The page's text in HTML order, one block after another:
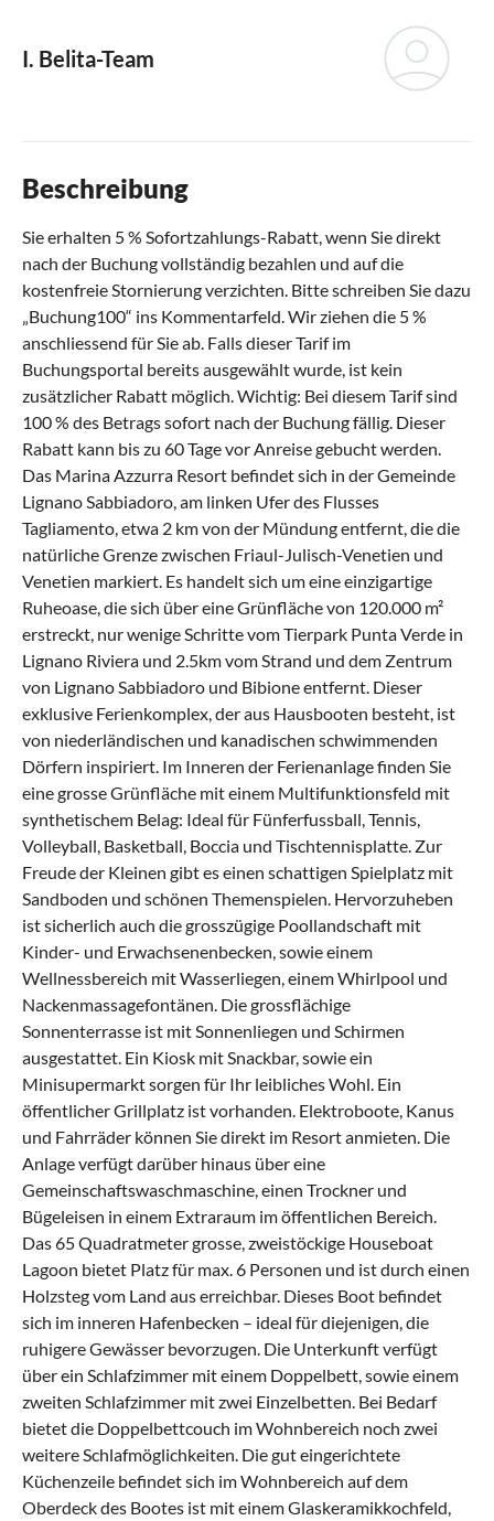
I. Belita-Team
Beschreibung
Sie erhalten 5 % Sofortzahlungs-Rabatt, wenn Sie direkt
nach der Buchung vollständig bezahlen und auf die
kostenfreie Stornierung verzichten. Bitte schreiben Sie dazu
„Buchung100“ ins Kommentarfeld. Wir ziehen die 5 %
anschliessend für Sie ab. Falls dieser Tarif im
Buchungsportal bereits ausgewählt wurde, ist kein
zusätzlicher Rabatt möglich. Wichtig: Bei diesem Tarif sind
100 % des Betrags sofort nach der Buchung fällig. Dieser
Rabatt kann bis zu 60 Tage vor Anreise gebucht werden.
Das Marina Azzurra Resort befindet sich in der Gemeinde
Lignano Sabbiadoro, am linken Ufer des Flusses
Tagliamento, etwa 2 km von der Mündung entfernt, die die
natürliche Grenze zwischen Friaul-Julisch-Venetien und
Venetien markiert. Es handelt sich um eine einzigartige
Ruheoase, die sich über eine Grünfläche von 120.000 m²
erstreckt, nur wenige Schritte vom Tierpark Punta Verde in
Lignano Riviera und 2.5km vom Strand und dem Zentrum
von Lignano Sabbiadoro und Bibione entfernt. Dieser
exklusive Ferienkomplex, der aus Hausbooten besteht, ist
von niederländischen und kanadischen schwimmenden
Dörfern inspiriert. Im Inneren der Ferienanlage finden Sie
eine grosse Grünfläche mit einem Multifunktionsfeld mit
synthetischem Belag: Ideal für Fünferfussball, Tennis,
Volleyball, Basketball, Boccia und Tischtennisplatte. Zur
Freude der Kleinen gibt es einen schattigen Spielplatz mit
Sandboden und schönen Themenspielen. Hervorzuheben
ist sicherlich auch die grosszügige Poollandschaft mit
Kinder- und Erwachsenenbecken, sowie einem
Wellnessbereich mit Wasserliegen, einem Whirlpool und
Nackenmassagefontänen. Die grossflächige
Sonnenterrasse ist mit Sonnenliegen und Schirmen
ausgestattet. Ein Kiosk mit Snackbar, sowie ein
Minisupermarkt sorgen für Ihr leibliches Wohl. Ein
öffentlicher Grillplatz ist vorhanden. Elektroboote, Kanus
und Fahrräder können Sie direkt im Resort anmieten. Die
Anlage verfügt darüber hinaus über eine
Gemeinschaftswaschmaschine, einen Trockner und
Bügeleisen in einem Extraraum im öffentlichen Bereich.
Das 65 Quadratmeter grosse, zweistöckige Houseboat
Lagoon bietet Platz für max. 6 Personen und ist durch einen
Holzsteg vom Land aus erreichbar. Dieses Boot befindet
sich im inneren Hafenbecken – ideal für diejenigen, die
ruhigere Gewässer bevorzugen. Die Unterkunft verfügt
über ein Schlafzimmer mit einem Doppelbett, sowie einem
zweiten Schlafzimmer mit zwei Einzelbetten. Bei Bedarf
bietet die Doppelbettcouch im Wohnbereich noch zwei
weitere Schlafmöglichkeiten. Die gut eingerichtete
Küchenzeile befindet sich im Wohnbereich auf dem
Oberdeck des Bootes ist mit einem Glaskeramikkochfeld,